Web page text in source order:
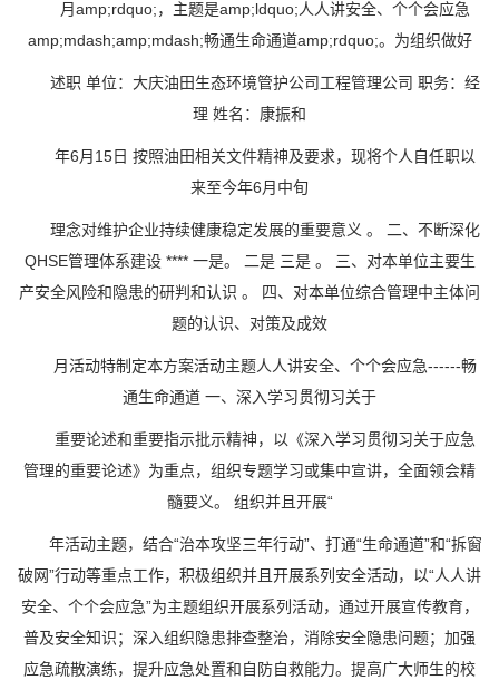
月amp;rdquo;，主题是amp;ldquo;人人讲安全、个个会应急
amp;mdash;amp;mdash;畅通生命通道amp;rdquo;。为组织做好
述职 单位：大庆油田生态环境管护公司工程管理公司 职务：经
理 姓名：康振和
年6月15日 按照油田相关文件精神及要求，现将个人自任职以
来至今年6月中旬
理念对维护企业持续健康稳定发展的重要意义 。 二、不断深化
QHSE管理体系建设 **** 一是。 二是 三是 。 三、对本单位主要生
产安全风险和隐患的研判和认识 。 四、对本单位综合管理中主体问
题的认识、对策及成效
月活动特制定本方案活动主题人人讲安全、个个会应急------畅
通生命通道 一、深入学习贯彻习关于
重要论述和重要指示批示精神，以《深入学习贯彻习关于应急
管理的重要论述》为重点，组织专题学习或集中宣讲，全面领会精
髓要义。 组织并且开展“
年活动主题，结合“治本攻坚三年行动”、打通“生命通道”和“拆窗
破网”行动等重点工作，积极组织并且开展系列安全活动，以“人人讲
安全、个个会应急”为主题组织开展系列活动，通过开展宣传教育，
普及安全知识；深入组织隐患排查整治，消除安全隐患问题；加强
应急疏散演练，提升应急处置和自防自救能力。提高广大师生的校